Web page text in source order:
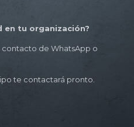
en tu organización?
contacto de WhatsApp o
te contactará pronto.